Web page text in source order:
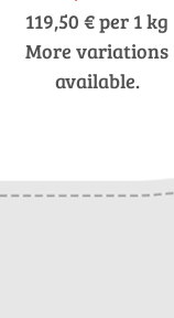
119,50 € per 1 kg
More variations
available.